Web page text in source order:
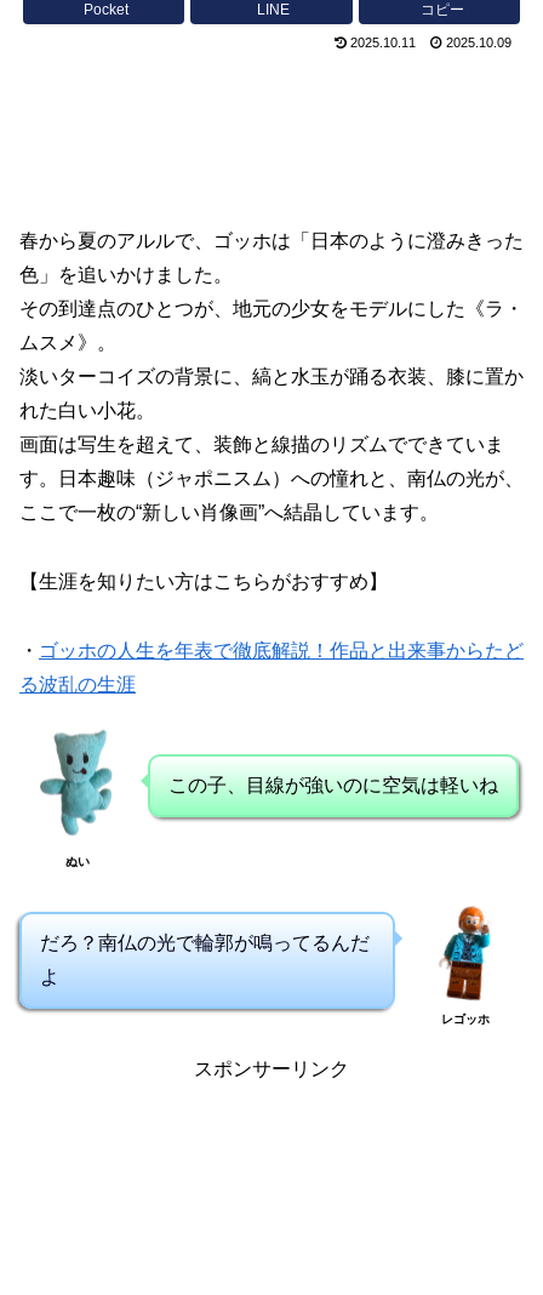
Pocket LINE コピー
2025.10.11 2025.10.09
春から夏のアルルで、ゴッホは「日本のように澄みきった
色」を追いかけました。
その到達点のひとつが、地元の少女をモデルにした《ラ・
ムスメ》。
淡いターコイズの背景に、縞と水玉が踊る衣装、膝に置か
れた白い小花。
画面は写生を超えて、装飾と線描のリズムでできていま
す。日本趣味（ジャポニスム）への憧れと、南仏の光が、
ここで一枚の“新しい肖像画”へ結晶しています。
【生涯を知りたい方はこちらがおすすめ】
・ ゴッホの人生を年表で徹底解説！作品と出来事からたど
る波乱の生涯
ぬい
この子、目線が強いのに空気は軽いね
だろ？南仏の光で輪郭が鳴ってるんだ
よ
レゴッホ
スポンサーリンク